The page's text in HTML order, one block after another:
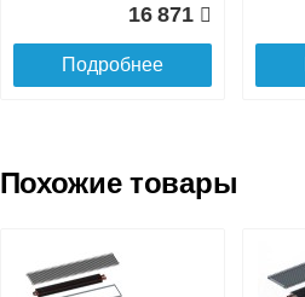
16 871
Подробнее
Похожие товары